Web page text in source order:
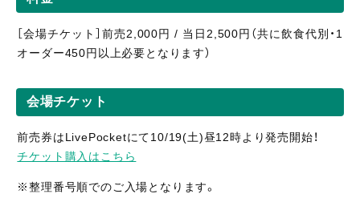
［会場チケット］前売2,000円 / 当日2,500円（共に飲食代別・1
オーダー450円以上必要となります）
会場チケット
前売券はLivePocketにて10/19(土)昼12時より発売開始！
チケット購入はこちら
※整理番号順でのご入場となります。